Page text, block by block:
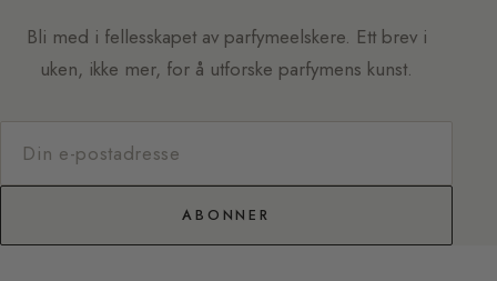
Bli med i fellesskapet av parfymeelskere. Ett brev i
uken, ikke mer, for å utforske parfymens kunst.
ABONNER